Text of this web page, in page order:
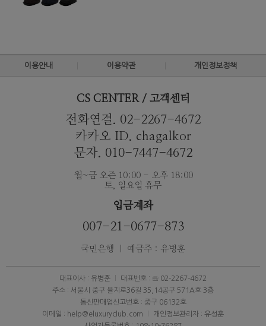
이용안내 이용약관 개인정보정책
CS CENTER / 고객센터
전화연결. 02-2267-4672
카카오 ID. chagalkor
문자. 010-7447-4672
월~금 오즌 10:00 - 오후 18:00
토, 일요일 휴무
입금계좌
007-21-0677-873
국민은행 ｜ 예금주 : 유병훈
대표이사 : 유병훈
대표번호 : ☏ 02-2267-4672
주소 : 서울시 중구 을지로36길 35,14공구 571A호 3층
통신판매업신고번호 : 중구 06132호
이메일 : help@eluxuryclub.com
개인정보관리자 : 유성훈